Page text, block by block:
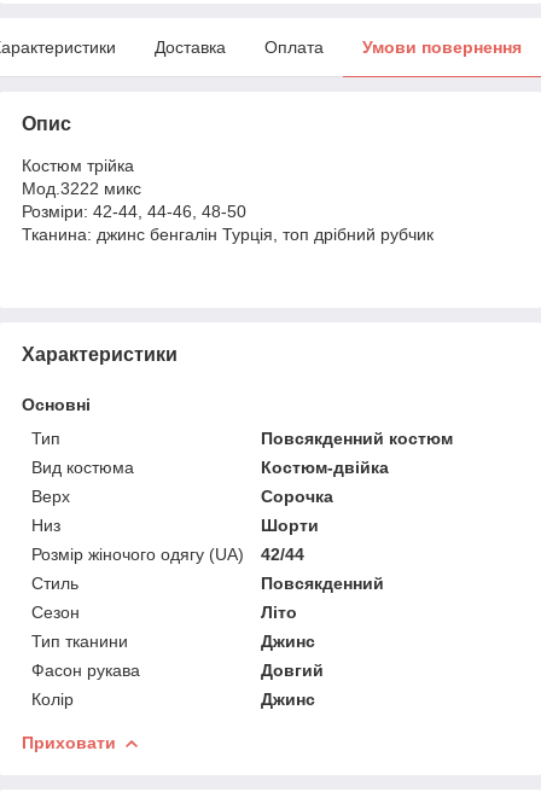
Доставка Оплата Умови повернення
Опис
Костюм трійка
Мод.3222 микс
Розміри: 42-44, 44-46, 48-50
Тканина: джинс бенгалін Турція, топ дрібний рубчик
Характеристики
Основні
Тип
Повсякденний костюм
Вид костюма
Костюм-двійка
Верх
Сорочка
Низ
Шорти
Розмір жіночого одягу (UA)
42/44
Стиль
Повсякденний
Сезон
Літо
Тип тканини
Джинс
Фасон рукава
Довгий
Колір
Джинс
Приховати